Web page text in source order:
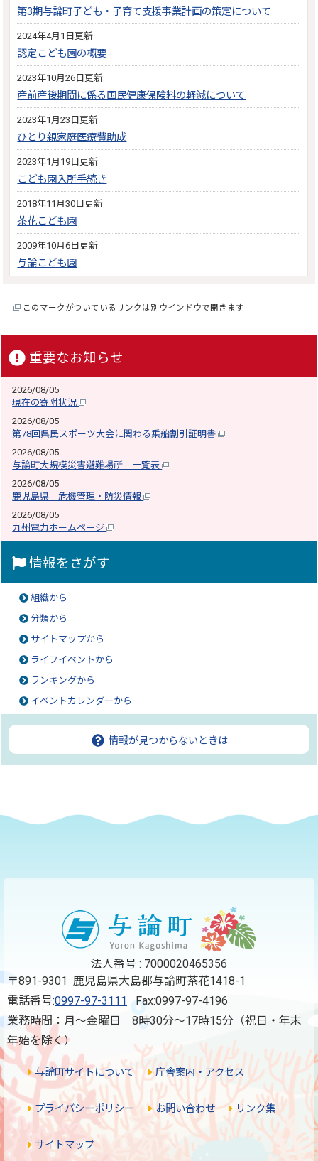
第3期与論町子ども・子育て支援事業計画の策定について
2024年4月1日更新
認定こども園の概要
2023年10月26日更新
産前産後期間に係る国民健康保険料の軽減について
2023年1月23日更新
ひとり親家庭医療費助成
2023年1月19日更新
こども園入所手続き
2018年11月30日更新
茶花こども園
2009年10月6日更新
与論こども園
このマークがついているリンクは別ウインドウで開きます
重要なお知らせ
2026/08/05
現在の寄附状況
2026/08/05
第78回県民スポーツ大会に関わる乗船割引証明書
2026/08/05
与論町大規模災害避難場所 一覧表
2026/08/05
鹿児島県 危機管理・防災情報
2026/08/05
九州電力ホームページ
情報をさがす
組織から
分類から
サイトマップから
ライフイベントから
ランキングから
イベントカレンダーから
情報が見つからないときは
法人番号 : 7000020465356
〒891-9301 鹿児島県大島郡与論町茶花1418-1
電話番号:0997-97-3111 Fax:0997-97-4196
業務時間：月～金曜日 8時30分～17時15分（祝日・年末
年始を除く）
与論町サイトについて 庁舎案内・アクセス
プライバシーポリシー お問い合わせ リンク集
サイトマップ